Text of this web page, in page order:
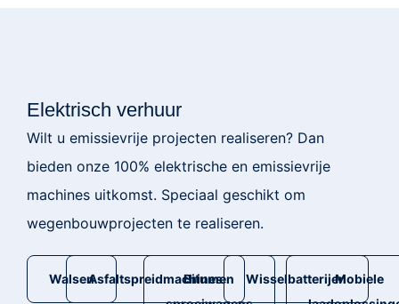
Elektrisch verhuur
Wilt u emissievrije projecten realiseren? Dan
bieden onze 100% elektrische en emissievrije
machines uitkomst. Speciaal geschikt om
wegenbouwprojecten te realiseren.
WalsenAsfaltspreidmachines
Bitumen
WisselbatterijenMobiele